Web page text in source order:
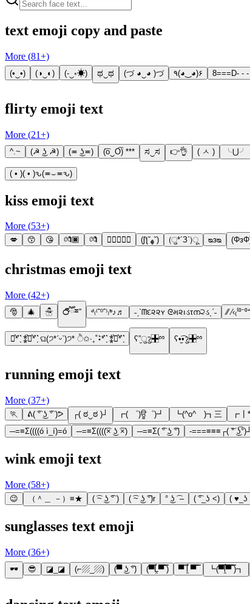
text emoji copy and paste
More (81+)
(•‿•) (◑‿◐) (-‿◦☀) ಥ‿ಥ (づ ◕‿◕ )づ ٩(◕‿◕)۶ 8===D- - -
flirty emoji text
More (21+)
^.~ (☭ ͜ʖ ☭) (≖ ͜ʖ≖) (͡o‿O͡) *** ಸ‿ಸ 👉👌 ( ㅅ ) ╰⋃╯
( • )( • )ԅ(≖⌣≖ԅ)
kiss emoji text
More (53+)
💋 😙 😘 💏🏿 💏 👨🏼‍❤️‍💋‍👩 (ʃƪ˘ﻬ˘) (ु*´З`)ू ᴓᴈᴓ
christmas emoji text
More (42+)
🎅 🎄 ☃ ℺ຶཽྈ” ᒄ₍⁽ˆ⁰ˆ⁾₎ᒃ♪♬ ˗ˏˋᗰદ૨૨ʏ ᘓમ૨ıડτന੨ડˎˊ˗ ⁄⁄
⋆͛*͛ ͙͛ ⁑͛⋆͛*͛ ͙͛ ଘ(੭*ˊᵕˋ)੭* ੈ✩‧₊˚⋆͛*͛ ͙͛ ⁑͛⋆͛*͛ ͙͛ ʕ”̮ुॽु✚⃞ྉ ʕ•̫͡•ॽु✚⃞ྉ
running emoji text
More (37+)
🏃 ᕕ( ͡° ͜ʖ ͡° )ᕗ ┌( ಠ‿ಠ )┘ ┏( ゜)ਊ゜)┛ ┗(^o^ )┓三
─=≡Σ((((ó ì_í)=ó
─=≡Σ((((͡× ͜ʖ ͡×) ─=≡Σ( ͡° ͜ʖ ͡°) -===≡≡≡┌( ͝° ͜ʖ͡°)┘
wink emoji text
More (58+)
😉 （＾＿ －）≡★ ( ͡~ ͜ʖ ͡° ) ( ͡~ ͜ʖ ͡°)r ° ͜ʖ ͡ – ( ͡°_ʖ <) ( ♥_ʖ
sunglasses text emoji
More (36+)
🕶️ 😎 ◪_◪ (⌐▨_▨) (▀ ͜ʖ ͡°) (▀̿Ĺ̯▀̿ ̿) ▀ ̿ĺ̯ ▀̿ ̿ ┗(▀̿ĺ̯▀̿ ̿)┓